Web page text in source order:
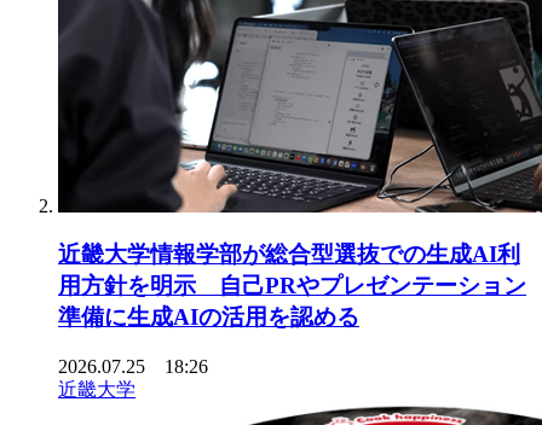
近畿大学情報学部が総合型選抜での生成AI利
用方針を明示 自己PRやプレゼンテーション
準備に生成AIの活用を認める
2026.07.25 18:26
近畿大学